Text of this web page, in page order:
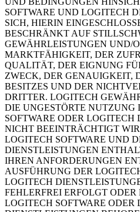
SOFTWARE UND LOGITECH
SICH, HIERIN
BESCHRÄNKT AUF
GEWÄHRLEISTUNGEN UND/
MARKTFÄHIGKEIT, DER
QUALITÄT, DER EIGNUNG
ZWECK, DER GENAUIGKEIT,
BESITZES UND DER
DRITTER. LOGITECH
DIE UNGESTÖRTE NUTZUNG
SOFTWARE ODER LOGITECH
NICHT BEEINTRÄCHTIGT
LOGITECH SOFTWARE UND
DIENSTLEISTUNGEN
IHREN ANFORDERUNGEN
AUSFÜHRUNG DER
LOGITECH
FEHLERFREI ERFOLGT
LOGITECH SOFTWARE ODER